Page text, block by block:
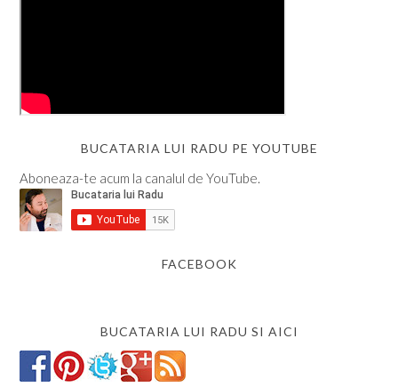
BUCATARIA LUI RADU PE YOUTUBE
Aboneaza-te acum la canalul de YouTube.
FACEBOOK
BUCATARIA LUI RADU SI AICI